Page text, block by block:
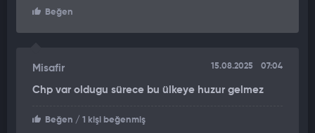
durumda kalacağım’ diyor.
Beğen
Misafir 15.08.2025 07:04
Chp var oldugu sürece bu ülkeye huzur gelmez
Beğen / 1 kişi beğenmiş